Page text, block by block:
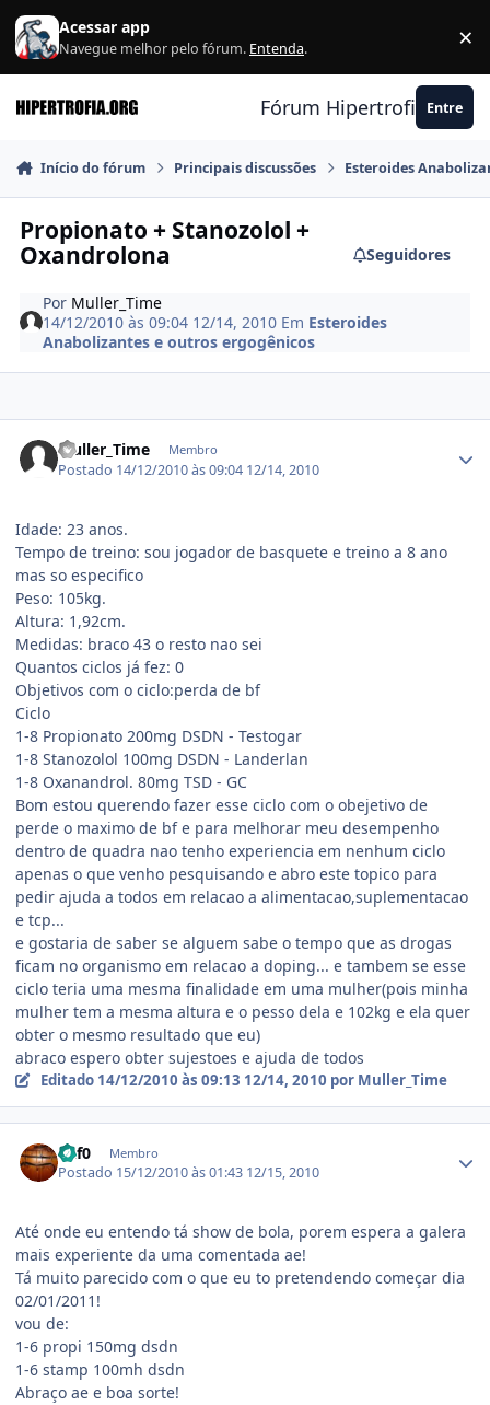
Ir para conteúdo
Acessar app
Navegue melhor pelo fórum. Entenda. ×
Fórum Hipertrofia.org
Entre
Início do fórum Principais discussões Esteroides
Propionato + Stanozolol +
Oxandrolona
Seguidores
Por Muller_Time
14/12/2010 às 09:04 12/14, 2010 Em Esteroides
Anabolizantes e outros ergogênicos
Muller_Time Membro
Postado 14/12/2010 às 09:04 12/14, 2010
Idade: 23 anos.
Tempo de treino: sou jogador de basquete e treino a 8 ano
mas so especifico
Peso: 105kg.
Altura: 1,92cm.
Medidas: braco 43 o resto nao sei
Quantos ciclos já fez: 0
Objetivos com o ciclo:perda de bf
Ciclo
1-8 Propionato 200mg DSDN - Testogar
1-8 Stanozolol 100mg DSDN - Landerlan
1-8 Oxanandrol. 80mg TSD - GC
Bom estou querendo fazer esse ciclo com o obejetivo de
perde o maximo de bf e para melhorar meu desempenho
dentro de quadra nao tenho experiencia em nenhum ciclo
apenas o que venho pesquisando e abro este topico para
pedir ajuda a todos em relacao a alimentacao,suplementacao
e tcp...
e gostaria de saber se alguem sabe o tempo que as drogas
ficam no organismo em relacao a doping... e tambem se esse
ciclo teria uma mesma finalidade em uma mulher(pois minha
mulher tem a mesma altura e o pesso dela e 102kg e ela quer
obter o mesmo resultado que eu)
abraco espero obter sujestoes e ajuda de todos
Editado 14/12/2010 às 09:13 12/14, 2010 por Muller_Time
baf0 Membro
Postado 15/12/2010 às 01:43 12/15, 2010
Até onde eu entendo tá show de bola, porem espera a galera
mais experiente da uma comentada ae!
Tá muito parecido com o que eu to pretendendo começar dia
02/01/2011!
vou de:
1-6 propi 150mg dsdn
1-6 stamp 100mh dsdn
Abraço ae e boa sorte!